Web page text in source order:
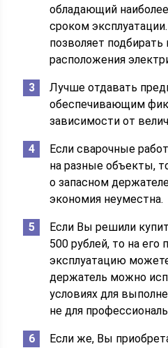
обладающий
сроком
позволяет
расположения
Лучше отдавать
обеспечивающим
зависимости от
Если сварочные
на разные объекты,
о запасном
экономия неуместна.
Если Вы решили
500 рублей, то на
эксплуатацию
держатель можно
условиях для
не для
Если же, Вы